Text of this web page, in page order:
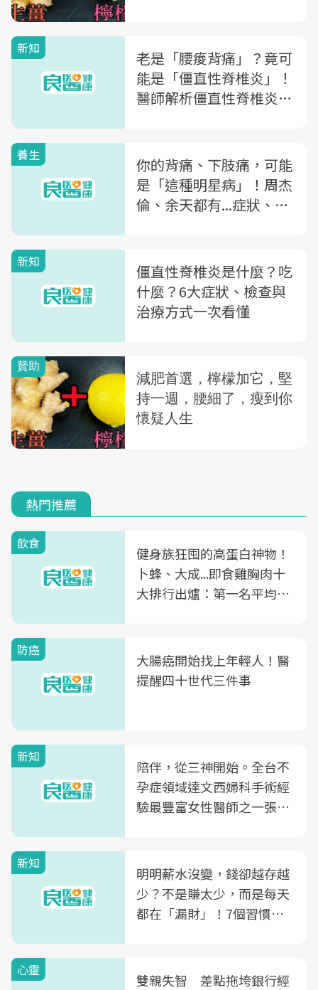
新知
老是「腰痠背痛」？竟可
能是「僵直性脊椎炎」！
醫師解析僵直性脊椎炎的
養生
你的背痛、下肢痛，可能
是「這種明星病」！周杰
倫、余天都有...症狀、緩
新知
僵直性脊椎炎是什麼？吃
什麼？6大症狀、檢查與
治療方式一次看懂
熱門推薦
飲食
健身族狂囤的高蛋白神物！
卜蜂、大成...即食雞胸肉十
大排行出爐：第一名平均一
防癌
大腸癌開始找上年輕人！醫
提醒四十世代三件事
新知
陪伴，從三神開始。全台不
孕症領域達文西婦科手術經
驗最豐富女性醫師之一張永
光田醫院建構360度女性健
康照護生態圈
新知
明明薪水沒變，錢卻越存越
少？不是賺太少，而是每天
都在「漏財」！7個習慣一
心靈
雙親失智 差點拖垮銀行經